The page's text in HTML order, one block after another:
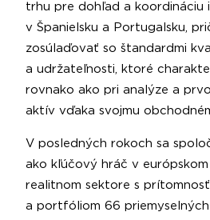
trhu pre dohľad a koordináciu
v Španielsku a Portugalsku,
zosúlaďovať so štandardmi
a udržateľnosti, ktoré
rovnako ako pri analýze a
aktív vďaka svojmu
V posledných rokoch sa
ako kľúčový hráč v európskom
realitnom sektore s
a portfóliom 66